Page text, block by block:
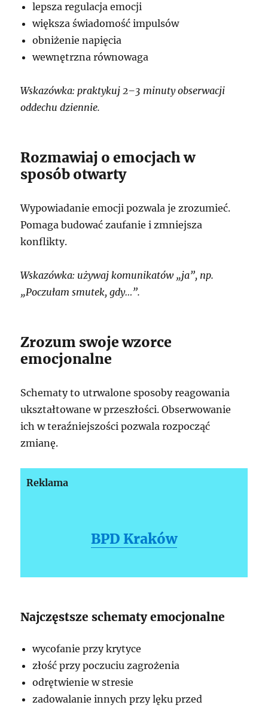
lepsza regulacja emocji
większa świadomość impulsów
obniżenie napięcia
wewnętrzna równowaga
Wskazówka: praktykuj 2–3 minuty obserwacji
oddechu dziennie.
Rozmawiaj o emocjach w
sposób otwarty
Wypowiadanie emocji pozwala je zrozumieć.
Pomaga budować zaufanie i zmniejsza
konflikty.
Wskazówka: używaj komunikatów „ja”, np.
„Poczułam smutek, gdy…”.
Zrozum swoje wzorce
emocjonalne
Schematy to utrwalone sposoby reagowania
ukształtowane w przeszłości. Obserwowanie
ich w teraźniejszości pozwala rozpocząć
zmianę.
Reklama
BPD Kraków
Najczęstsze schematy emocjonalne
wycofanie przy krytyce
złość przy poczuciu zagrożenia
odrętwienie w stresie
zadowalanie innych przy lęku przed